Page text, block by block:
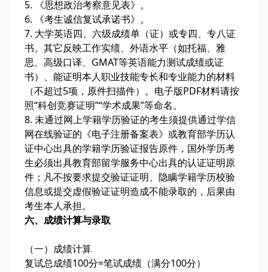
5. 《思想政治考察意见表》。
6. 《考生诚信复试承诺书》。
7. 大学英语四、六级成绩单（证）或专四、专八证
书。其它反映工作实绩、外语水平（如托福、雅
思、高级口译、GMAT等英语能力测试成绩或证
书）、能证明本人职业技能专长和专业能力的材料
（不超过5项，原件扫描件）。电子版PDF材料请按
照“科创竞赛证明”“学术成果”等命名。
8. 未通过网上学籍学历验证的考生须提供通过学信
网在线验证的《电子注册备案表》或教育部学历认
证中心出具的学籍学历验证报告原件，国外学历考
生必须出具教育部留学服务中心出具的认证证明原
件；凡不按要求提交验证证明、隐瞒学籍学历校验
信息或提交虚假验证证明造成不能录取的，后果由
考生本人承担。
六、成绩计算与录取
（一）成绩计算
复试总成绩100分=笔试成绩（满分100分）